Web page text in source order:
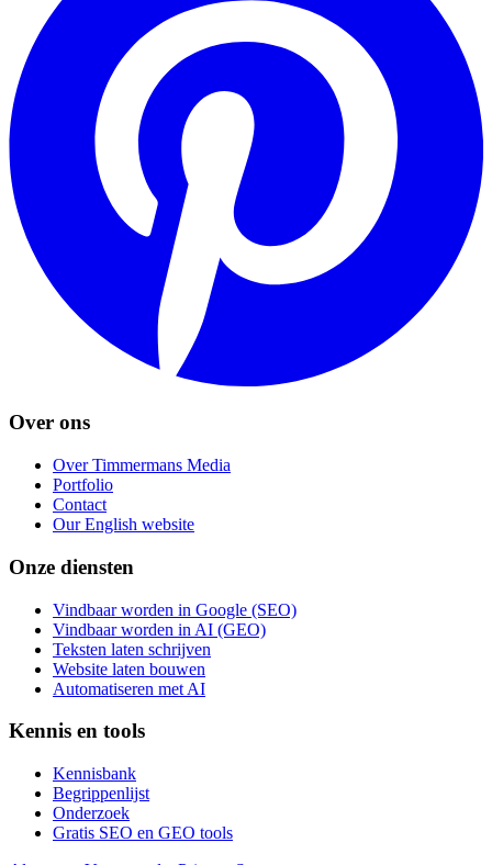
Over ons
Over Timmermans Media
Portfolio
Contact
Our English website
Onze diensten
Vindbaar worden in Google (SEO)
Vindbaar worden in AI (GEO)
Teksten laten schrijven
Website laten bouwen
Automatiseren met AI
Kennis en tools
Kennisbank
Begrippenlijst
Onderzoek
Gratis SEO en GEO tools